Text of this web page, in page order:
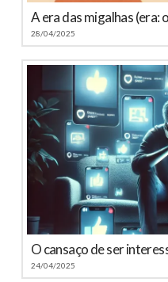
A era das migalhas
28/04/2025
O cansaço de ser
24/04/2025